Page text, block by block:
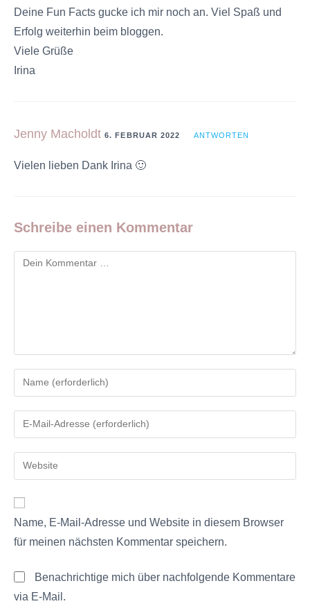
Deine Fun Facts gucke ich mir noch an. Viel Spaß und
Erfolg weiterhin beim bloggen.
Viele Grüße
Irina
Jenny Macholdt 6. FEBRUAR 2022 ANTWORTEN
Vielen lieben Dank Irina 🙂
Schreibe einen Kommentar
Name, E-Mail-Adresse und Website in diesem Browser
für meinen nächsten Kommentar speichern.
Benachrichtige mich über nachfolgende Kommentare
via E-Mail.